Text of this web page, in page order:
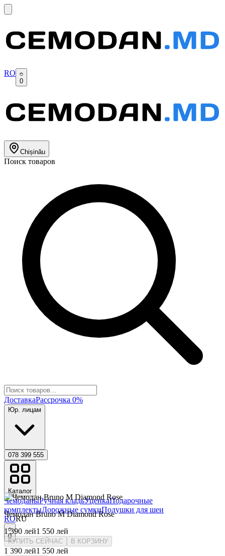
RO
0
Chișinău
Поиск товаров
ДоставкаРассрочка 0%
Юр. лицам
078 399 555
Каталог
ЧемоданыРучная кладьУценкаПодарочные
комплектыДорожные сумкиПодушки для шеи
RORU
0
Чемодан Bruno M Diamond Rose
1 390 лей1 550 лей
КУПИТЬ СЕЙЧАС В КОРЗИНУ
1 390 лей1 550 лей